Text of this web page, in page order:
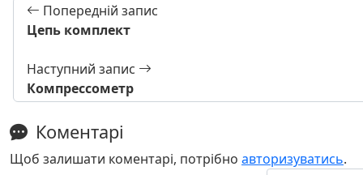
Попередній запис
Цепь комплект
Наступний запис
Компрессометр
Коментарі
Щоб залишати коментарі, потрібно авторизуватись.